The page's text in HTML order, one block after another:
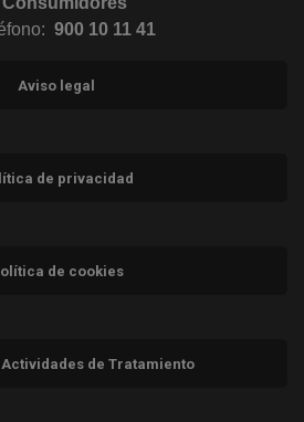
900 10 11 41
Aviso legal
de privacidad
de cookies
de Tratamiento